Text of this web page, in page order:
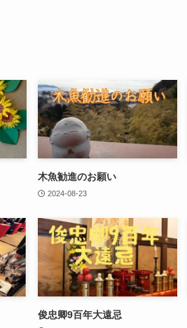
木魚勧進のお願い
2024-08-23
俊忠卿9百年大遠忌